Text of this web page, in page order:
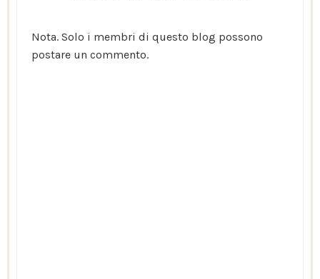
Nota. Solo i membri di questo blog possono
postare un commento.